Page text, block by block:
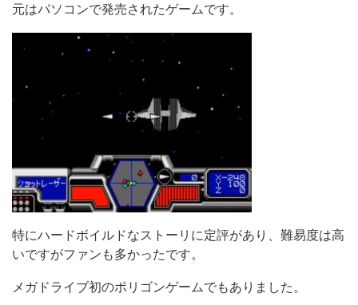
元はパソコンで発売されたゲームです。
特にハードボイルドなストーリに定評があり、難易度は高
いですがファンも多かったです。
メガドライブ初のポリゴンゲームでもありました。